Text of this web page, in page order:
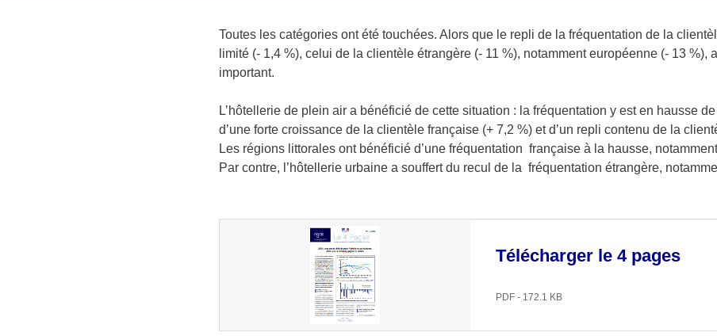
Toutes les catégories ont été touchées. Alors que le repli de la fréquentation de la
limité (- 1,4 %), celui de la clientèle étrangère (- 11 %), notamment européenne (- 13 %),
important.
L’hôtellerie de plein air a bénéficié de cette situation : la fréquentation y est en hausse
d’une forte croissance de la clientèle française (+ 7,2 %) et d’un repli contenu de la
Les régions littorales ont bénéficié d’une fréquentation française à la hausse,
Par contre, l’hôtellerie urbaine a souffert du recul de la fréquentation étrangère,
Télécharger le 4 pages
PDF - 172.1 KB